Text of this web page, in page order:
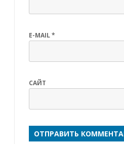
E-MAIL*
САЙТ